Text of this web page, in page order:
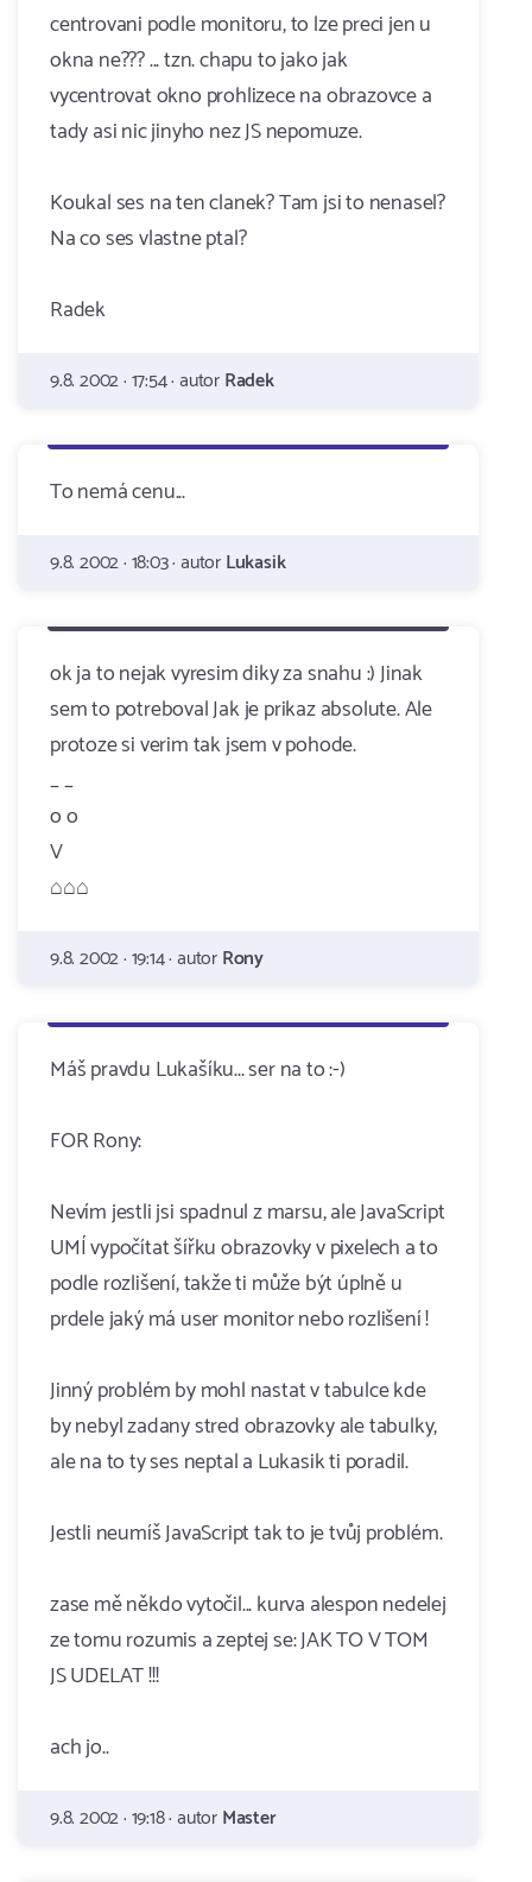
centrovani podle monitoru, to lze preci jen u
okna ne??? ... tzn. chapu to jako jak
vycentrovat okno prohlizece na obrazovce a
tady asi nic jinyho nez JS nepomuze.
Koukal ses na ten clanek? Tam jsi to nenasel?
Na co ses vlastne ptal?
Radek
9.8. 2002 · 17:54 · autorRadek
To nemá cenu...
9.8. 2002 · 18:03 · autorLukasik
ok ja to nejak vyresim diky za snahu :) Jinak
sem to potreboval Jak je prikaz absolute. Ale
protoze si verim tak jsem v pohode.
_ _
o o
V
⌂⌂⌂
9.8. 2002 · 19:14 · autorRony
Máš pravdu Lukašíku... ser na to :-)
FOR Rony:
Nevím jestli jsi spadnul z marsu, ale JavaScript
UMÍ vypočítat šířku obrazovky v pixelech a to
podle rozlišení, takže ti může být úplně u
prdele jaký má user monitor nebo rozlišení !
Jinný problém by mohl nastat v tabulce kde
by nebyl zadany stred obrazovky ale tabulky,
ale na to ty ses neptal a Lukasik ti poradil.
Jestli neumíš JavaScript tak to je tvůj problém.
zase mě někdo vytočil... kurva alespon nedelej
ze tomu rozumis a zeptej se: JAK TO V TOM
JS UDELAT !!!
ach jo..
9.8. 2002 · 19:18 · autorMaster